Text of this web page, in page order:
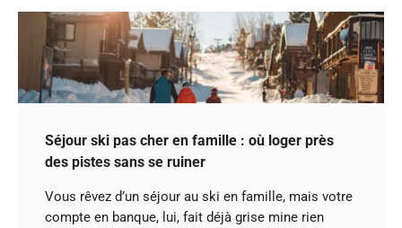
Séjour ski pas cher en famille : où loger près
des pistes sans se ruiner
Vous rêvez d’un séjour au ski en famille, mais votre
compte en banque, lui, fait déjà grise mine rien